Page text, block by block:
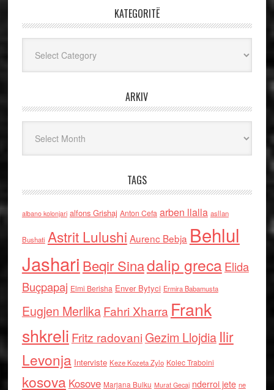
KATEGORITË
ARKIV
TAGS
albano kolonjari alfons Grishaj Anton Cefa arben llalla asllan
Bushati Astrit Lulushi Aurenc Bebja Behlul
Jashari Beqir Sinadalip grecaElida
Buçpapaj Elmi Berisha Enver Bytyci Ermira Babamusta
Eugjen MerlikaFahri Xharra Frank
shkreli Fritz radovaniGezim Llojdia Ilir
Levonja Interviste Keze Kozeta Zylo Kolec Traboini
kosova Kosove Marjana Bulku Murat Gecaj nderroi jete ne